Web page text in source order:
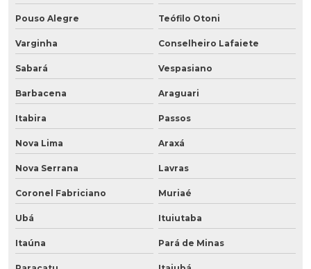
Pouso Alegre Teófilo Otoni
Varginha Conselheiro Lafaiete
Sabará Vespasiano
Barbacena Araguari
Itabira Passos
Nova Lima Araxá
Nova Serrana Lavras
Coronel Fabriciano Muriaé
Ubá Ituiutaba
Itaúna Pará de Minas